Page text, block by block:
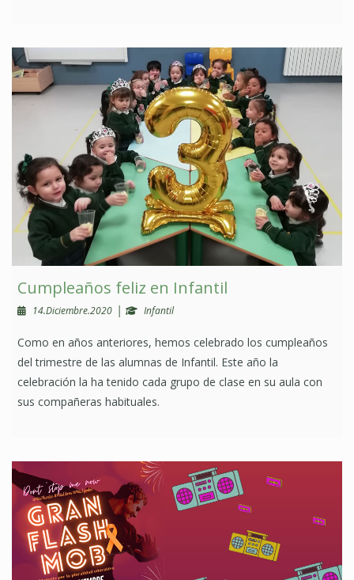
Cumpleaños feliz en Infantil
14.Diciembre.2020 | Infantil
Como en años anteriores, hemos celebrado los cumpleaños
del trimestre de las alumnas de Infantil. Este año la
celebración la ha tenido cada grupo de clase en su aula con
sus compañeras habituales.